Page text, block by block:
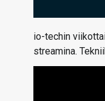
io-techin
streamina.